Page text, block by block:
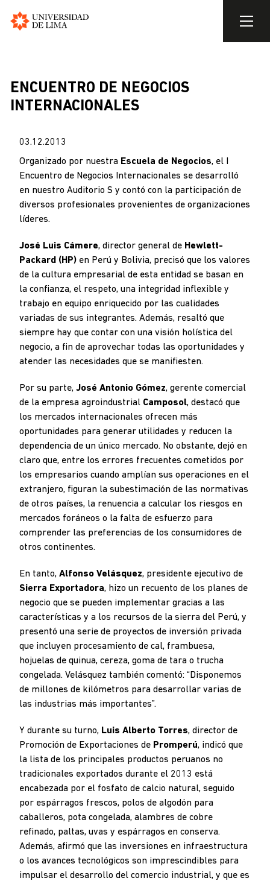
main
content
BREADCRUMB
ENCUENTRO DE NEGOCIOS
INTERNACIONALES
03.12.2013
Organizado por nuestra Escuela de Negocios, el I
Encuentro de Negocios Internacionales se desarrolló
en nuestro Auditorio S y contó con la participación de
diversos profesionales provenientes de organizaciones
líderes.
José Luis Cámere, director general de Hewlett-
Packard (HP) en Perú y Bolivia, precisó que los valores
de la cultura empresarial de esta entidad se basan en
la confianza, el respeto, una integridad inflexible y
trabajo en equipo enriquecido por las cualidades
variadas de sus integrantes. Además, resaltó que
siempre hay que contar con una visión holística del
negocio, a fin de aprovechar todas las oportunidades y
atender las necesidades que se manifiesten.
Por su parte, José Antonio Gómez, gerente comercial
de la empresa agroindustrial Camposol, destacó que
los mercados internacionales ofrecen más
oportunidades para generar utilidades y reducen la
dependencia de un único mercado. No obstante, dejó en
claro que, entre los errores frecuentes cometidos por
los empresarios cuando amplían sus operaciones en el
extranjero, figuran la subestimación de las normativas
de otros países, la renuencia a calcular los riesgos en
mercados foráneos o la falta de esfuerzo para
comprender las preferencias de los consumidores de
otros continentes.
En tanto, Alfonso Velásquez, presidente ejecutivo de
Sierra Exportadora, hizo un recuento de los planes de
negocio que se pueden implementar gracias a las
características y a los recursos de la sierra del Perú, y
presentó una serie de proyectos de inversión privada
que incluyen procesamiento de cal, frambuesa,
hojuelas de quinua, cereza, goma de tara o trucha
congelada. Velásquez también comentó: “Disponemos
de millones de kilómetros para desarrollar varias de
las industrias más importantes”.
Y durante su turno, Luis Alberto Torres, director de
Promoción de Exportaciones de Promperú, indicó que
la lista de los principales productos peruanos no
tradicionales exportados durante el 2013 está
encabezada por el fosfato de calcio natural, seguido
por espárragos frescos, polos de algodón para
caballeros, pota congelada, alambres de cobre
refinado, paltas, uvas y espárragos en conserva.
Además, afirmó que las inversiones en infraestructura
o los avances tecnológicos son imprescindibles para
impulsar el desarrollo del comercio industrial, y que es